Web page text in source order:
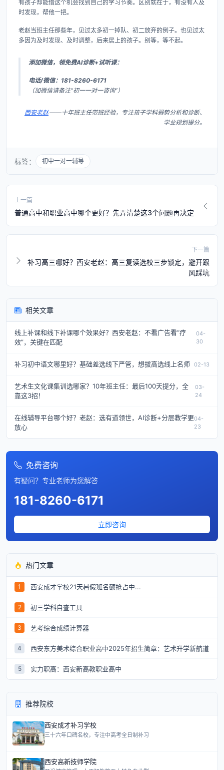
有孩子却能借这个机会找到自己的学习节奏。区别就在于，有没有人及
时发现，帮他一把。
老赵当班主任那些年，见过太多初一掉队、初二放弃的例子。也见过太
多因为及时发现、及时调整，后来居上的孩子。别等，等不起。
添加微信，领免费AI诊断+试听课：
电话/微信：181-8260-6171
（加微信请备注“初一一对一咨询”）
西安老赵——十年班主任带班经验，专注孩子学科弱势分析和诊断、
学业规划提分。
标签： 初中一对一辅导
上一篇
普通高中和职业高中哪个更好？先弄清楚这3个问题再决定
下一篇
补习高三哪好？西安老赵：高三复读选校三步锁定，避开跟
风踩坑
相关文章
线上补课和线下补课哪个效果好？西安老赵：不看广告看“疗
效”，关键在匹配
04-
30
补习初中语文哪里好？基础差选线下严管，想拔高选线上名师 02-13
艺术生文化课集训选哪家？10年班主任：最后100天提分，全
靠这3招！
03-
24
在线辅导平台哪个好？老赵：选有道领世，AI诊断+分层教学更
放心
04-
23
免费咨询
有疑问？专业老师为您解答
181-8260-6171
立即咨询
热门文章
1 西安成才学校21天暑假班名额抢占中...
2 初三学科自查工具
3 艺考综合成绩计算器
4 西安东方美术综合职业高中2025年招生简章：艺术升学新航道
5 实力职高：西安新高教职业高中
推荐院校
西安成才补习学校
三十六年口碑名校，专注中高考全日制补习
西安高新技师学院